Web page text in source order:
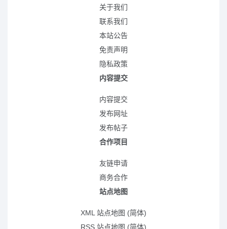
关于我们
联系我们
本站公告
免责声明
隐私政策
内容提交
内容提交
发布网址
发布帖子
合作项目
友链申请
商务合作
站点地图
XML 站点地图 (简体)
RSS 站点地图 (简体)